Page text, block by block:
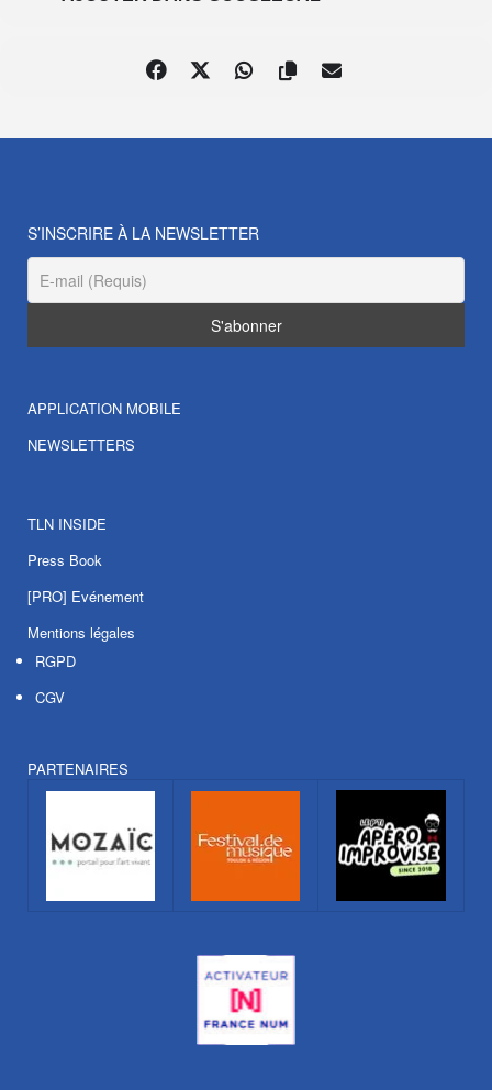
S’INSCRIRE À LA NEWSLETTER
APPLICATION MOBILE
NEWSLETTERS
TLN INSIDE
Press Book
[PRO] Evénement
Mentions légales
RGPD
CGV
PARTENAIRES